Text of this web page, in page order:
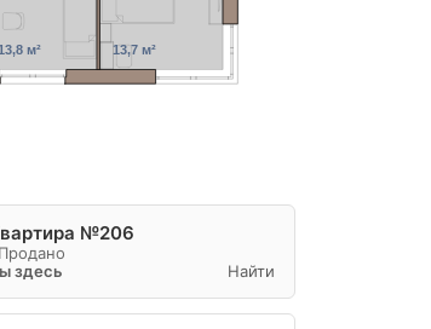
м² 13,7 м²
№206
Продано
здесь
Найти